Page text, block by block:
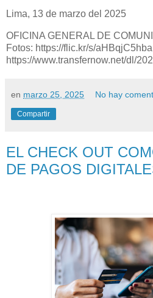
Lima, 13 de marzo del 2025
OFICINA GENERAL DE
Fotos: https://flic.kr/s/
https://www.transfernow.net/dl/
en marzo 25, 2025 No hay
Compartir
EL CHECK OUT
DE PAGOS